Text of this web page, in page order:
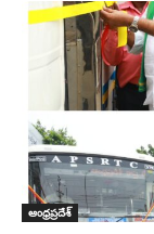
ఆంధ్రప్రదేశ్‌